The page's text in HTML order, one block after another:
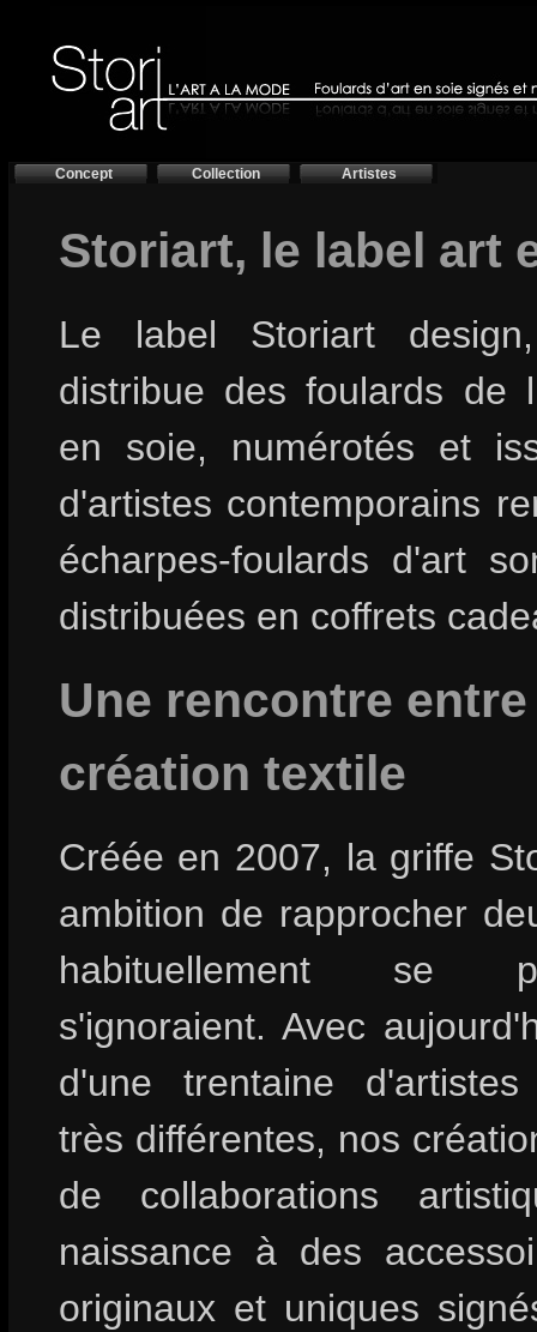
Concept Collection Artistes
Storiart, le label art
Le label Storiart
distribue des foulards de
en soie, numérotés et
d'artistes contemporains
écharpes-foulards d'art
distribuées en coffrets
Une rencontre
création textile
Créée en 2007, la griffe
ambition de rapprocher
habituellement se
s'ignoraient. Avec
d'une trentaine d'artistes
très différentes, nos
de collaborations
naissance à des
originaux et uniques